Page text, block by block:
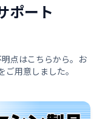
ポート
点はこちらから。お
用意しました。